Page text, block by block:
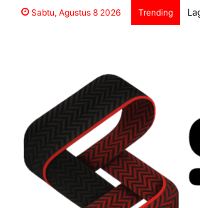
Sabtu, Agustus 8 2026 Trending